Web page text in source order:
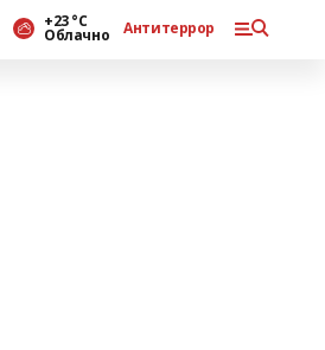
+23 °С
Облачно Антитеррор